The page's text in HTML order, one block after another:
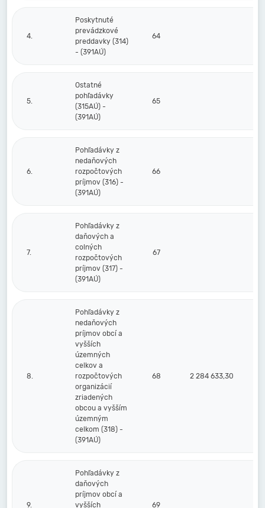
4.
Poskytnuté
prevádzkové
preddavky (314)
- (391AÚ)
64
5.
Ostatné
pohľadávky
(315AÚ) -
(391AÚ)
65
6.
Pohľadávky z
nedaňových
rozpočtových
príjmov (316) -
(391AÚ)
66
7.
Pohľadávky z
daňových a
colných
rozpočtových
príjmov (317) -
(391AÚ)
67
8.
Pohľadávky z
nedaňových
príjmov obcí a
vyšších
územných
celkov a
rozpočtových
organizácií
zriadených
obcou a vyšším
územným
celkom (318) -
(391AÚ)
68 2 284 633,30
9.
Pohľadávky z
daňových
príjmov obcí a
vyšších
69